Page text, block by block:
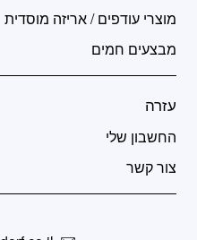
מוצרי עודפים / אריזה מוסדית
מבצעים חמים
עזרה
החשבון שלי
צור קשר